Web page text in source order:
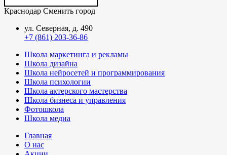
Краснодар Сменить город
ул. Северная, д. 490
+7 (861) 203-36-86
Школа маркетинга и рекламы
Школа дизайна
Школа нейросетей и программирования
Школа психологии
Школа актерского мастерства
Школа бизнеса и управления
Фотошкола
Школа медиа
Главная
О нас